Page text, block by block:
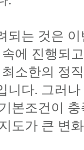
되는 것은
에 진행되
소한의 정
니다. 그러
본조건이
도가 큰 변